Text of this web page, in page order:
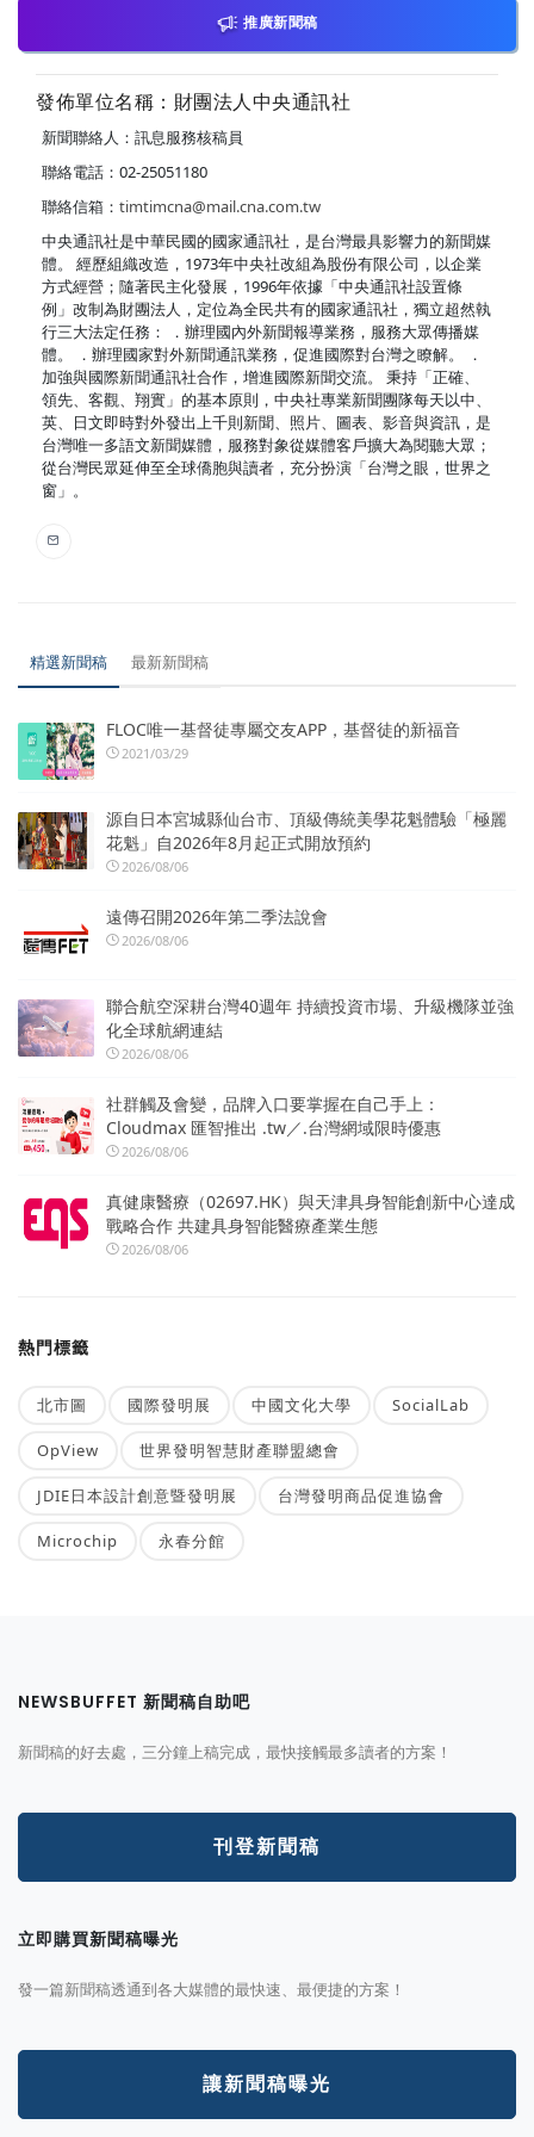
推廣新聞稿
發佈單位名稱：財團法人中央通訊社
新聞聯絡人：訊息服務核稿員
聯絡電話：02-25051180
聯絡信箱： timtimcna@mail.cna.com.tw
中央通訊社是中華民國的國家通訊社，是台灣最具影響力的新聞媒
體。 經歷組織改造，1973年中央社改組為股份有限公司，以企業
方式經營；隨著民主化發展，1996年依據「中央通訊社設置條
例」改制為財團法人，定位為全民共有的國家通訊社，獨立超然執
行三大法定任務： ．辦理國內外新聞報導業務，服務大眾傳播媒
體。 ．辦理國家對外新聞通訊業務，促進國際對台灣之瞭解。 ．
加強與國際新聞通訊社合作，增進國際新聞交流。 秉持「正確、
領先、客觀、翔實」的基本原則，中央社專業新聞團隊每天以中、
英、日文即時對外發出上千則新聞、照片、圖表、影音與資訊，是
台灣唯一多語文新聞媒體，服務對象從媒體客戶擴大為閱聽大眾；
從台灣民眾延伸至全球僑胞與讀者，充分扮演「台灣之眼，世界之
窗」。
精選新聞稿 最新新聞稿
FLOC唯一基督徒專屬交友APP，基督徒的新福音
2021/03/29
源自日本宮城縣仙台市、頂級傳統美學花魁體驗「極麗
花魁」自2026年8月起正式開放預約
2026/08/06
遠傳召開2026年第二季法說會
2026/08/06
聯合航空深耕台灣40週年 持續投資市場、升級機隊並強
化全球航網連結
2026/08/06
社群觸及會變，品牌入口要掌握在自己手上：
Cloudmax 匯智推出 .tw／.台灣網域限時優惠
2026/08/06
真健康醫療（02697.HK）與天津具身智能創新中心達成
戰略合作 共建具身智能醫療產業生態
2026/08/06
熱門標籤
北市圖 國際發明展 中國文化大學 SocialLab
OpView 世界發明智慧財產聯盟總會
JDIE日本設計創意暨發明展 台灣發明商品促進協會
Microchip 永春分館
NEWSBUFFET 新聞稿自助吧
新聞稿的好去處，三分鐘上稿完成，最快接觸最多讀者的方案！
刊登新聞稿
立即購買新聞稿曝光
發一篇新聞稿透通到各大媒體的最快速、最便捷的方案！
讓新聞稿曝光